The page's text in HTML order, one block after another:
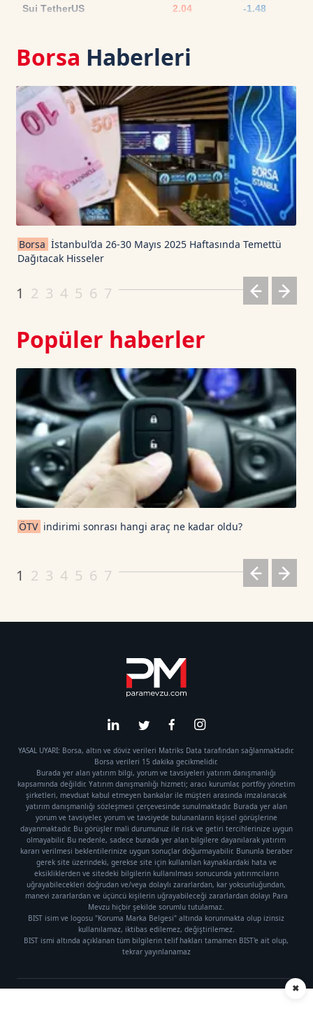
✖
Sui TetherUS 2.04 -1.48
Ripple TetherUS 1.028
USD Coin TetherUS 1.0007 -0.03
1.0003 0
TRON TetherUS 0.3269 -0.06
Cardano TetherUS 0.202 7.27
Borsa Haberleri
Borsa İstanbul’da 26-30 Mayıs 2025 Haftasında Temettü
Dağıtacak Hisseler
1 2 3 4 5 6 7
Popüler haberler
ÖTV indirimi sonrası hangi araç ne kadar oldu?
1 2 3 4 5 6 7
YASAL UYARI: Borsa, altın ve döviz verileri Matriks Data tarafından sağlanmaktadır.
Borsa verileri 15 dakika gecikmelidir.
Burada yer alan yatırım bilgi, yorum ve tavsiyeleri yatırım danışmanlığı
kapsamında değildir. Yatırım danışmanlığı hizmeti; aracı kurumlar, portföy yönetim
şirketleri, mevduat kabul etmeyen bankalar ile müşteri arasında imzalanacak
yatırım danışmanlığı sözleşmesi çerçevesinde sunulmaktadır. Burada yer alan
yorum ve tavsiyeler, yorum ve tavsiyede bulunanların kişisel görüşlerine
dayanmaktadır. Bu görüşler mali durumunuz ile risk ve getiri tercihlerinize uygun
olmayabilir. Bu nedenle, sadece burada yer alan bilgilere dayanılarak yatırım
kararı verilmesi beklentilerinize uygun sonuçlar doğurmayabilir. Bununla beraber
gerek site üzerindeki, gerekse site için kullanılan kaynaklardaki hata ve
eksikliklerden ve sitedeki bilgilerin kullanılması sonucunda yatırımcıların
uğrayabilecekleri doğrudan ve/veya dolaylı zararlardan, kar yoksunluğundan,
manevi zararlardan ve üçüncü kişilerin uğrayabileceği zararlardan dolayı Para
Mevzu hiçbir şekilde sorumlu tutulamaz.
BIST isim ve logosu "Koruma Marka Belgesi" altında korunmakta olup izinsiz
kullanılamaz, iktibas edilemez, değiştirilemez.
BIST ismi altında açıklanan tüm bilgilerin telif hakları tamamen BIST'e ait olup,
tekrar yayınlanamaz